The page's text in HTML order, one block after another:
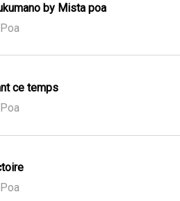
by Mista poa
ce temps